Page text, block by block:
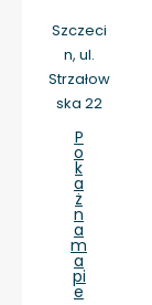
Szczeci
n, ul.
Strzałow
ska 22
P
o
k
a
ż
n
a
m
a
pi
e